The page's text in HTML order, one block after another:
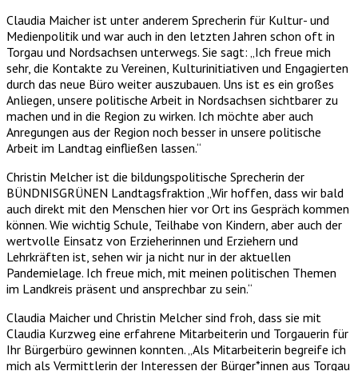
Claudia Maicher ist unter anderem Sprecherin für Kultur- und
Medienpolitik und war auch in den letzten Jahren schon oft in
Torgau und Nordsachsen unterwegs. Sie sagt: „Ich freue mich
sehr, die Kontakte zu Vereinen, Kulturinitiativen und Engagierten
durch das neue Büro weiter auszubauen. Uns ist es ein großes
Anliegen, unsere politische Arbeit in Nordsachsen sichtbarer zu
machen und in die Region zu wirken. Ich möchte aber auch
Anregungen aus der Region noch besser in unsere politische
Arbeit im Landtag einfließen lassen.“
Christin Melcher ist die bildungspolitische Sprecherin der
BÜNDNISGRÜNEN Landtagsfraktion „Wir hoffen, dass wir bald
auch direkt mit den Menschen hier vor Ort ins Gespräch kommen
können. Wie wichtig Schule, Teilhabe von Kindern, aber auch der
wertvolle Einsatz von Erzieherinnen und Erziehern und
Lehrkräften ist, sehen wir ja nicht nur in der aktuellen
Pandemielage. Ich freue mich, mit meinen politischen Themen
im Landkreis präsent und ansprechbar zu sein.“
Claudia Maicher und Christin Melcher sind froh, dass sie mit
Claudia Kurzweg eine erfahrene Mitarbeiterin und Torgauerin für
Ihr Bürgerbüro gewinnen konnten. „Als Mitarbeiterin begreife ich
mich als Vermittlerin der Interessen der Bürger*innen aus Torgau